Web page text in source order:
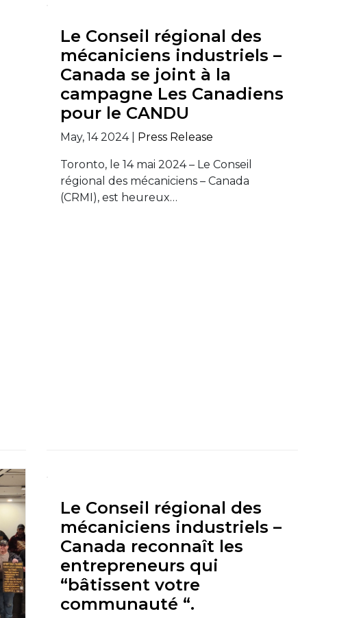
Le Conseil régional des
mécaniciens industriels –
Canada se joint à la
campagne Les Canadiens
pour le CANDU
May, 14 2024 | Press Release
Toronto, le 14 mai 2024 – Le Conseil
régional des mécaniciens – Canada
(CRMI), est heureux…
Le Conseil régional des
mécaniciens industriels –
Canada reconnaît les
entrepreneurs qui
“bâtissent votre
communauté “.